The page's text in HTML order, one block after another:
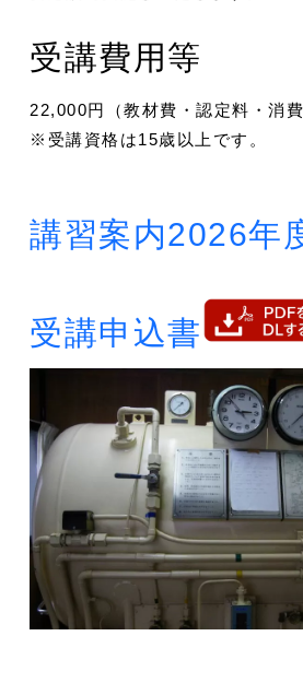
受講費用等
22,000円（教材費・認定料・消費
※受講資格は15歳以上です。
講習案内2026年
受講申込書